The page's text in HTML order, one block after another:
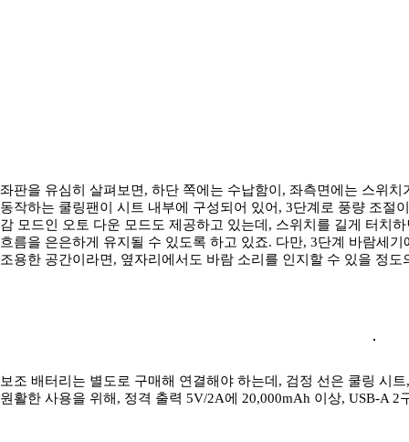
좌판을 유심히 살펴보면, 하단 쪽에는 수납함이, 좌측면에는 스위
동작하는 쿨링팬이 시트 내부에 구성되어 있어, 3단계로 풍량 조절
감 모드인 오토 다운 모드도 제공하고 있는데, 스위치를 길게 터치
흐름을 은은하게 유지될 수 있도록 하고 있죠. 다만, 3단계 바람세
조용한 공간이라면, 옆자리에서도 바람 소리를 인지할 수 있을 정도
보조 배터리는 별도로 구매해 연결해야 하는데, 검정 선은 쿨링 시
원활한 사용을 위해, 정격 출력 5V/2A에 20,000mAh 이상, USB-A